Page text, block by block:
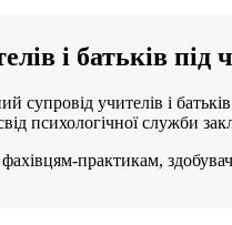
і батьків
учителів і
психологічної служби
практикам,